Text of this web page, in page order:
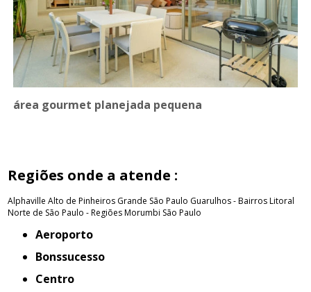
área gourmet planejada pequena
Regiões onde a atende :
Alphaville Alto de Pinheiros Grande São Paulo Guarulhos - BairrosLitoral
Norte de São Paulo - RegiõesMorumbi São Paulo
Aeroporto
Bonssucesso
Centro